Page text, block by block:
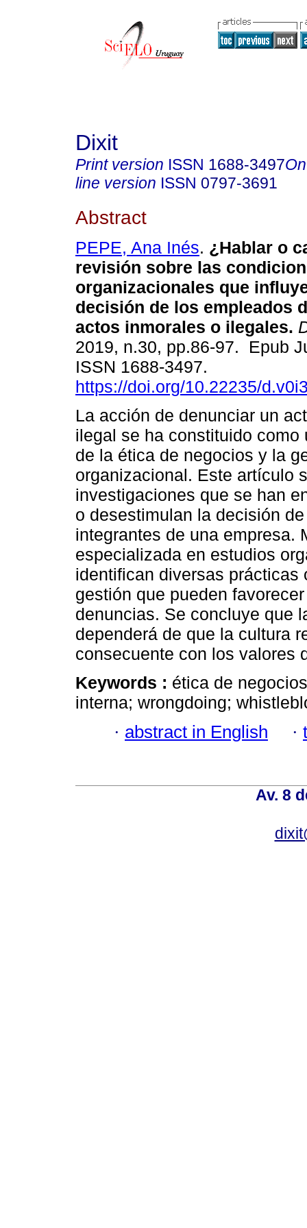
Dixit
Print version ISSN 1688-3497
line version ISSN 0797-3691
Abstract
PEPE, Ana Inés. ¿Hablar o
revisión sobre las
organizacionales que
decisión de los empleados
actos inmorales o ilegales.
2019, n.30, pp.86-97. Epub
ISSN 1688-3497.
https://doi.org/10.22235/
La acción de denunciar un
ilegal se ha constituido
de la ética de negocios y la
organizacional. Este artículo
investigaciones que se han
o desestimulan la decisión
integrantes de una empresa.
especializada en estudios
identifican diversas
gestión que pueden
denuncias. Se concluye que
dependerá de que la cultura
consecuente con los valores
Keywords : ética de
interna; wrongdoing;
· abstract in English ·
Av. 8